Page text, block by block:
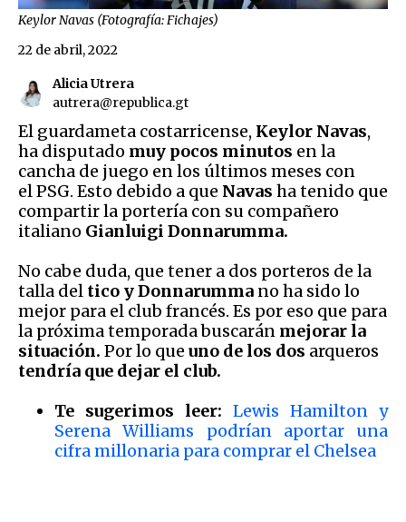
Keylor Navas (Fotografía: Fichajes)
Alicia Utrera
autrera@republica.gt
22 de abril, 2022
El guardameta costarricense, Keylor Navas,
ha disputado muy pocos minutos en la
cancha de juego en los últimos meses con
el PSG. Esto debido a que Navas ha tenido que
compartir la portería con su compañero
italiano Gianluigi Donnarumma.
No cabe duda, que tener a dos porteros de la
talla del tico y Donnarumma no ha sido lo
mejor para el club francés. Es por eso que para
la próxima temporada buscarán mejorar la
situación. Por lo que uno de los dos arqueros
tendría que dejar el club.
Te sugerimos leer: Lewis Hamilton y
Serena Williams podrían aportar una
cifra millonaria para comprar el Chelsea